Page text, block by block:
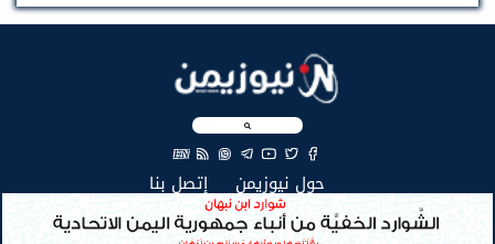
EN
حول نيوزيمن إتصل بنا
جميع الحقوق محفوظة لنيوزيمن © 2026